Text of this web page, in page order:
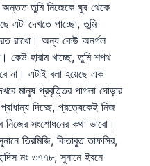
তুমি নিজেকে ঘুষ থেকে
এটা দেখতে পাচ্ছো, তুমি
রাখো। অন্য কেউ অনর্গল
কেউ হারাম খাচ্ছে, তুমি শপথ
না। এটাই বলা হয়েছে এক
মানুষ প্রবৃত্তির পাগলা ঘোড়ার
দিচ্ছে, প্রত্যেকেই নিজ
নিজের সংশোধনের কথা ভাবো।
তিরমিজি, কিতাবুত তাফসির,
নং ৩৭৭৮; সুনানে ইবনে